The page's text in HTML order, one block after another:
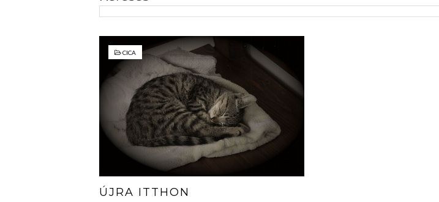
CICA
ÚJRA ITTHON